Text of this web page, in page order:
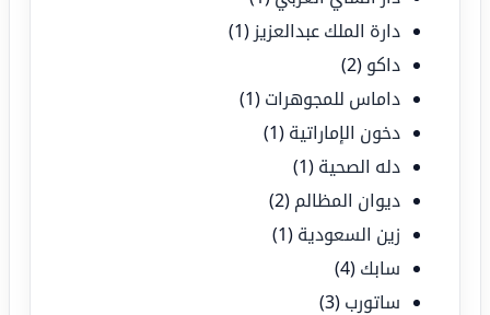
دارة الملك عبدالعزيز (1)
داكو (2)
داماس للمجوهرات (1)
دخون الإماراتية (1)
دله الصحية (1)
ديوان المظالم (2)
زين السعودية (1)
سابك (4)
ساتورب (3)